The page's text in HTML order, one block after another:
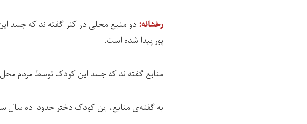
رخشانه:
پور پیدا شده است.
منابع گفته‌اند که جسد این کودک توسط مردم
به گفته‌ی منابع، این کودک دختر حدودا ده سال